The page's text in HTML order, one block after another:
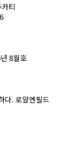
티
8월호
다. 로얄엔필드